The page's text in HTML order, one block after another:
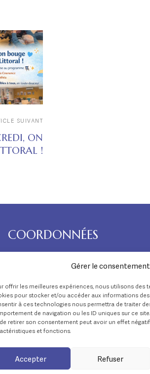
Gérer le consentement
offrir les meilleures expériences, nous utilisons des
pour stocker et/ou accéder aux informations des
à ces technologies nous permettra de traiter
de navigation ou les ID uniques sur ce
retirer son consentement peut avoir un effet
et fonctions.
Accepter Refuser
SUIVANT
ON
!
COORDONNÉES
78 Av. de Saint-Sébastien
44380 Pornichet